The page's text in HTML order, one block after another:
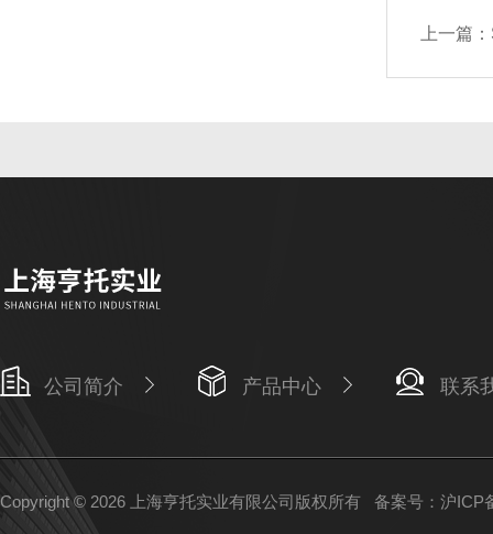
上一篇：
公司简介 产品中心 联系
Copyright © 2026 上海亨托实业有限公司版权所有 备案号：沪ICP